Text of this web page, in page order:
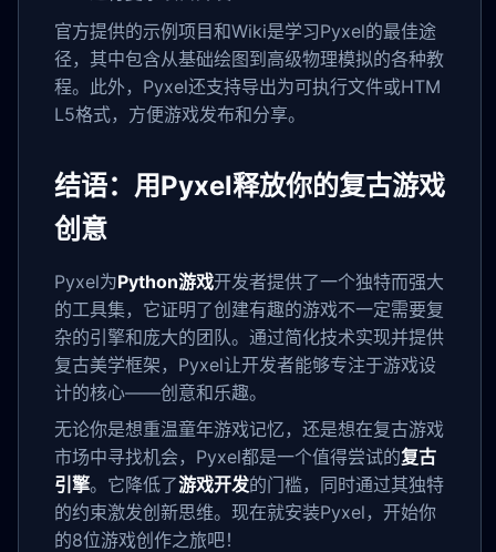
官方提供的示例项目和Wiki是学习Pyxel的最佳途
径，其中包含从基础绘图到高级物理模拟的各种教
程。此外，Pyxel还支持导出为可执行文件或HTM
L5格式，方便游戏发布和分享。
结语：用Pyxel释放你的复古游戏
创意
Pyxel为Python游戏开发者提供了一个独特而强大
的工具集，它证明了创建有趣的游戏不一定需要复
杂的引擎和庞大的团队。通过简化技术实现并提供
复古美学框架，Pyxel让开发者能够专注于游戏设
计的核心——创意和乐趣。
无论你是想重温童年游戏记忆，还是想在复古游戏
市场中寻找机会，Pyxel都是一个值得尝试的复古
引擎。它降低了游戏开发的门槛，同时通过其独特
的约束激发创新思维。现在就安装Pyxel，开始你
的8位游戏创作之旅吧！